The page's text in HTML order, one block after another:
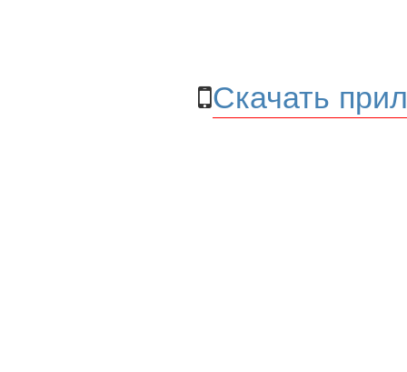
Скачать